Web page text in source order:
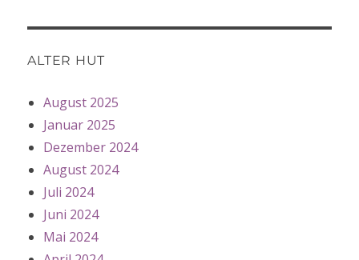
ALTER HUT
August 2025
Januar 2025
Dezember 2024
August 2024
Juli 2024
Juni 2024
Mai 2024